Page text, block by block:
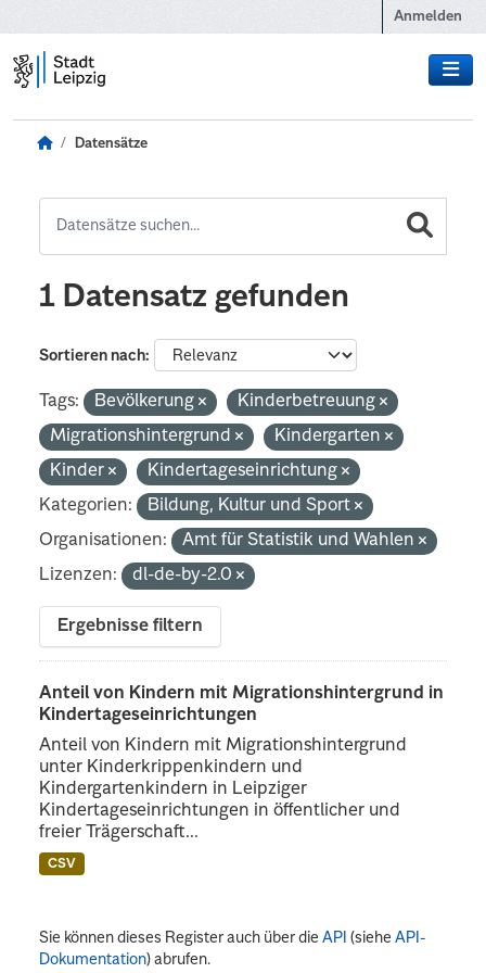
Anmelden
Datensätze
1 Datensatz gefunden
Sortieren nach
Tags: Bevölkerung
Kinderbetreuung
Migrationshintergrund
Kindergarten
Kinder
Kindertageseinrichtung
Kategorien:
Bildung, Kultur und Sport
Organisationen:
Amt für Statistik und Wahlen
Lizenzen:
dl-de-by-2.0
Ergebnisse filtern
Anteil von Kindern mit Migrationshintergrund in
Kindertageseinrichtungen
Anteil von Kindern mit Migrationshintergrund
unter Kinderkrippenkindern und
Kindergartenkindern in Leipziger
Kindertageseinrichtungen in öffentlicher und
freier Trägerschaft...
CSV
Sie können dieses Register auch über dieAPI (sieheAPI-
Dokumentation) abrufen.